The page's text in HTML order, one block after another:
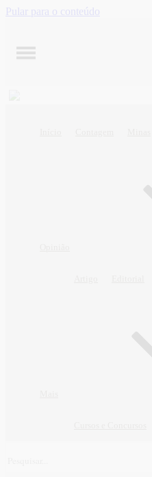
Pular para o conteúdo